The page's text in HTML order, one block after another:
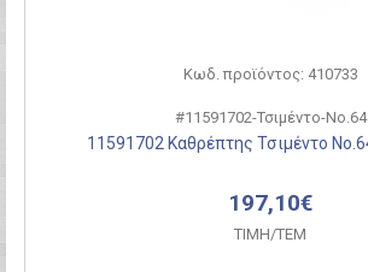
Κωδ. προϊόντος: 410733
#11591702-Τσιμέντο-Νο.64
11591702 Καθρέπτης Τσιμέντο
197,10€
ΤΙΜH/ΤΕΜ